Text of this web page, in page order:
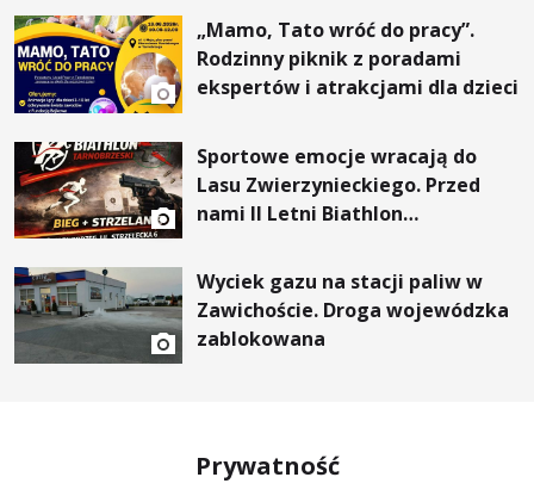
„Mamo, Tato wróć do pracy”.
Rodzinny piknik z poradami
ekspertów i atrakcjami dla dzieci
Sportowe emocje wracają do
Lasu Zwierzynieckiego. Przed
nami II Letni Biathlon
Wyciek gazu na stacji paliw w
Zawichoście. Droga wojewódzka
zablokowana
Prywatność